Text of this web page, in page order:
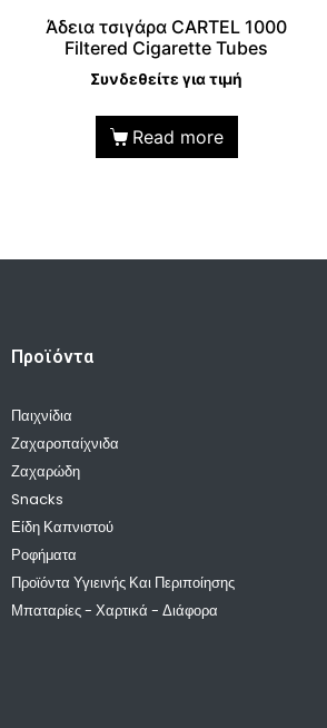
Άδεια τσιγάρα CARTEL 1000
Filtered Cigarette Tubes
Συνδεθείτε για τιμή
Read more
Προϊόντα
Παιχνίδια
Ζαχαροπαίχνιδα
Ζαχαρώδη
Snacks
Είδη Καπνιστού
Ροφήματα
Προϊόντα Υγιεινής Και Περιποίησης
Μπαταρίες - Χαρτικά - Διάφορα